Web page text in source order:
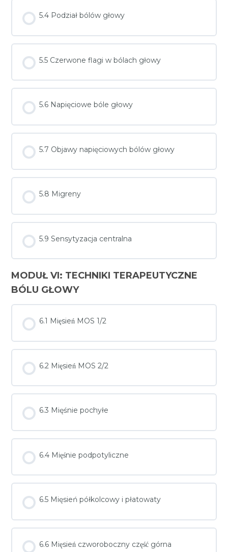
5.4 Podział bólów głowy
5.5 Czerwone flagi w bólach głowy
5.6 Napięciowe bóle głowy
5.7 Objawy napięciowych bólów głowy
5.8 Migreny
5.9 Sensytyzacja centralna
MODUŁ VI: TECHNIKI TERAPEUTYCZNE
BÓLU GŁOWY
6.1 Mięsień MOS 1/2
6.2 Mięsień MOS 2/2
6.3 Mięśnie pochyłe
6.4 Mięśnie podpotyliczne
6.5 Mięsień półkolcowy i płatowaty
6.6 Mięsień czworoboczny część górna